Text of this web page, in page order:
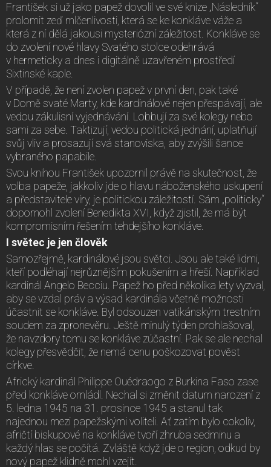
František si už jako papež dovolil ve své knize „Následník“
prolomit zeď mlčenlivosti, která se ke konkláve váže a
která z ní dělá jakousi mysteriózní záležitost. Konkláve se
do zvolení nové hlavy Svatého stolce odehrává
v hermeticky a dnes i digitálně uzavřeném prostředí
Sixtinské kaple.
V případě, že není zvolen papež v první den, pak také
v Domě svaté Marty, kde kardinálové nejen přespávají, ale
vedou zákulisní vyjednávání. Lobbují za své kolegy nebo
sami za sebe. Taktizují, vedou politická jednání, uplatňují
svůj vliv a prosazují svá stanoviska, aby zvýšili šance
vybraného papabile.
Svou knihou František upozornil právě na skutečnost, že
volba papeže, jakkoliv jde o hlavu náboženského uskupení
a představitele víry, je politickou záležitostí. Sám „politicky“
dopomohl zvolení Benedikta XVI, když zjistil, že má být
kompromisním řešením tehdejšího konkláve.
I světec je jen člověk
Samozřejmě, kardinálové jsou světci. Jsou ale také lidmi,
kteří podléhají nejrůznějším pokušením a hřeší. Například
kardinál Angelo Becciu. Papež ho před několika lety vyzval,
aby se vzdal práv a výsad kardinála včetně možnosti
účastnit se konkláve. Byl odsouzen vatikánským trestním
soudem za zpronevěru. Ještě minulý týden prohlašoval,
že navzdory tomu se konkláve zúčastní. Pak se ale nechal
kolegy přesvědčit, že nemá cenu poškozovat pověst
církve.
Africký kardinál Philippe Ouédraogo z Burkina Faso zase
před konkláve omládl. Nechal si změnit datum narození z
5. ledna 1945 na 31. prosince 1945 a stanul tak
najednou mezi papežskými voliteli. Ať zatím bylo cokoliv,
afričtí biskupové na konkláve tvoří zhruba sedminu a
každý hlas se počítá. Zvláště když jde o region, odkud by
nový papež klidně mohl vzejít.